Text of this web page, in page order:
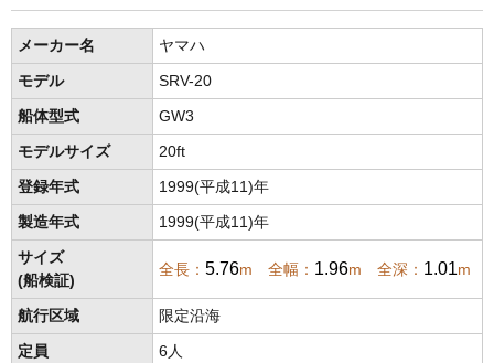
メーカー名 ヤマハ
モデル SRV-20
船体型式 GW3
モデルサイズ 20ft
登録年式 1999(平成11)年
製造年式 1999(平成11)年
サイズ
(船検証)
全長： 5.76m 全幅： 1.96m 全深： 1.01m
航行区域 限定沿海
定員 6人